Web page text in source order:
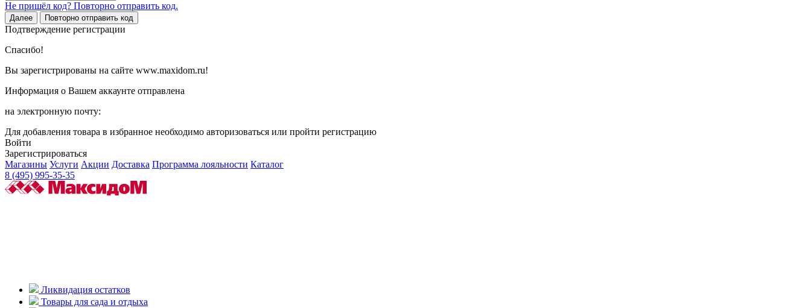
Не пришёл код? Повторно отправить код.
Далее Повторно отправить код
Подтверждение регистрации
Спасибо!
Вы зарегистрированы на сайте www.maxidom.ru!
Информация о Вашем аккаунте отправлена
на электронную почту:
Для добавления товара в избранное необходимо авторизоваться или пройти регистрацию
Войти
Зарегистрироваться
Магазины Услуги Акции Доставка Программа лояльности Каталог
8 (495) 995-35-35
Ликвидация остатков
Товары для сада и отдыха